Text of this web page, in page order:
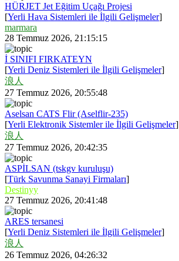
HÜRJET Jet Eğitim Uçağı Projesi
[Yerli Hava Sistemleri ile İlgili Gelişmeler]
marmara
28 Temmuz 2026, 21:15:15
İ SINIFI FIRKATEYN
[Yerli Deniz Sistemleri ile İlgili Gelişmeler]
浪人
27 Temmuz 2026, 20:55:48
Aselsan CATS Flir (Aselflir-235)
[Yerli Elektronik Sistemler ile İlgili Gelişmeler]
浪人
27 Temmuz 2026, 20:42:35
ASPİLSAN (tskgv kuruluşu)
[Türk Savunma Sanayi Firmaları]
Destinyy
27 Temmuz 2026, 20:41:48
ARES tersanesi
[Yerli Deniz Sistemleri ile İlgili Gelişmeler]
浪人
26 Temmuz 2026, 04:26:32